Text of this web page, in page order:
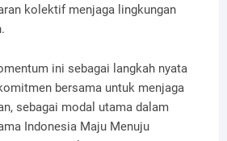
kolektif menjaga lingkungan
ini sebagai langkah nyata
bersama untuk menjaga
sebagai modal utama dalam
Indonesia Maju Menuju